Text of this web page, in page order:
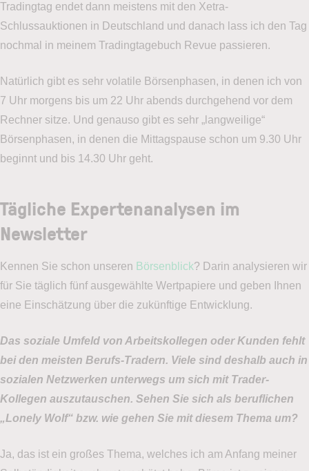
Tradingtag endet dann meistens mit den Xetra-
Schlussauktionen in Deutschland und danach lass ich den Tag
nochmal in meinem Tradingtagebuch Revue passieren.
Natürlich gibt es sehr volatile Börsenphasen, in denen ich von
7 Uhr morgens bis um 22 Uhr abends durchgehend vor dem
Rechner sitze. Und genauso gibt es sehr „langweilige“
Börsenphasen, in denen die Mittagspause schon um 9.30 Uhr
beginnt und bis 14.30 Uhr geht.
Tägliche Expertenanalysen im
Newsletter
Kennen Sie schon unseren Börsenblick? Darin analysieren wir
für Sie täglich fünf ausgewählte Wertpapiere und geben Ihnen
eine Einschätzung über die zukünftige Entwicklung.
Das soziale Umfeld von Arbeitskollegen oder Kunden fehlt
bei den meisten Berufs-Tradern. Viele sind deshalb auch in
sozialen Netzwerken unterwegs um sich mit Trader-
Kollegen auszutauschen. Sehen Sie sich als beruflichen
„Lonely Wolf“ bzw. wie gehen Sie mit diesem Thema um?
Ja, das ist ein großes Thema, welches ich am Anfang meiner